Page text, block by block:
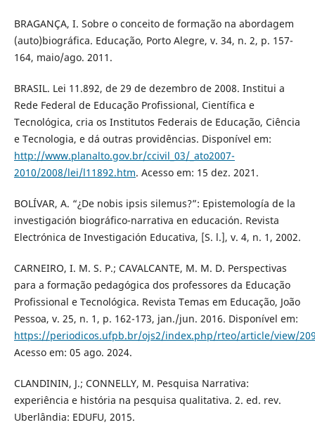
BRAGANÇA, I. Sobre o conceito de formação na abordagem
(auto)biográfica. Educação, Porto Alegre, v. 34, n. 2, p. 157-
164, maio/ago. 2011.
BRASIL. Lei 11.892, de 29 de dezembro de 2008. Institui a
Rede Federal de Educação Profissional, Científica e
Tecnológica, cria os Institutos Federais de Educação, Ciência
e Tecnologia, e dá outras providências. Disponível em:
http://www.planalto.gov.br/ccivil_03/_ato2007-
2010/2008/lei/l11892.htm. Acesso em: 15 dez. 2021.
BOLÍVAR, A. “¿De nobis ipsis silemus?”: Epistemología de la
investigación biográfico-narrativa en educación. Revista
Electrónica de Investigación Educativa, [S. l.], v. 4, n. 1, 2002.
CARNEIRO, I. M. S. P.; CAVALCANTE, M. M. D. Perspectivas
para a formação pedagógica dos professores da Educação
Profissional e Tecnológica. Revista Temas em Educação, João
Pessoa, v. 25, n. 1, p. 162-173, jan./jun. 2016. Disponível em:
https://periodicos.ufpb.br/ojs2/index.php/rteo/article/view/
Acesso em: 05 ago. 2024.
CLANDININ, J.; CONNELLY, M. Pesquisa Narrativa:
experiência e história na pesquisa qualitativa. 2. ed. rev.
Uberlândia: EDUFU, 2015.